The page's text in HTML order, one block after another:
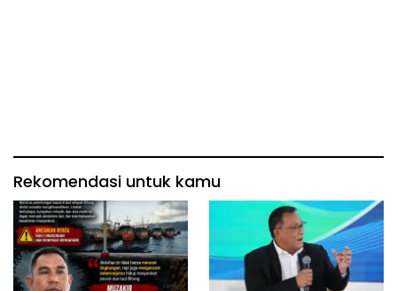
Rekomendasi untuk kamu